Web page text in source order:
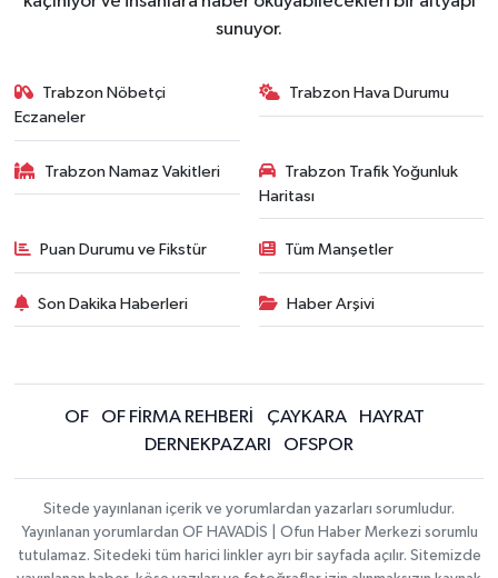
sunuyor.
Trabzon Nöbetçi
Eczaneler
Trabzon Hava Durumu
Trabzon Namaz Vakitleri
Trabzon Trafik Yoğunluk
Haritası
Puan Durumu ve Fikstür Tüm Manşetler
Son Dakika Haberleri Haber Arşivi
OF OF FİRMA REHBERİ ÇAYKARA
HAYRAT
DERNEKPAZARI
OFSPOR
Sitede yayınlanan içerik ve yorumlardan yazarları sorumludur.
Yayınlanan yorumlardan OF HAVADİS | Ofun Haber Merkezi sorumlu
tutulamaz. Sitedeki tüm harici linkler ayrı bir sayfada açılır. Sitemizde